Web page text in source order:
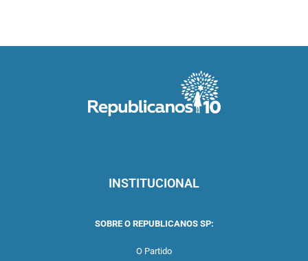
INSTITUCIONAL
SOBRE O REPUBLICANOS SP:
O Partido